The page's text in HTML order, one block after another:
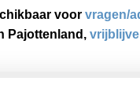
voor vragen/
Pajottenland,